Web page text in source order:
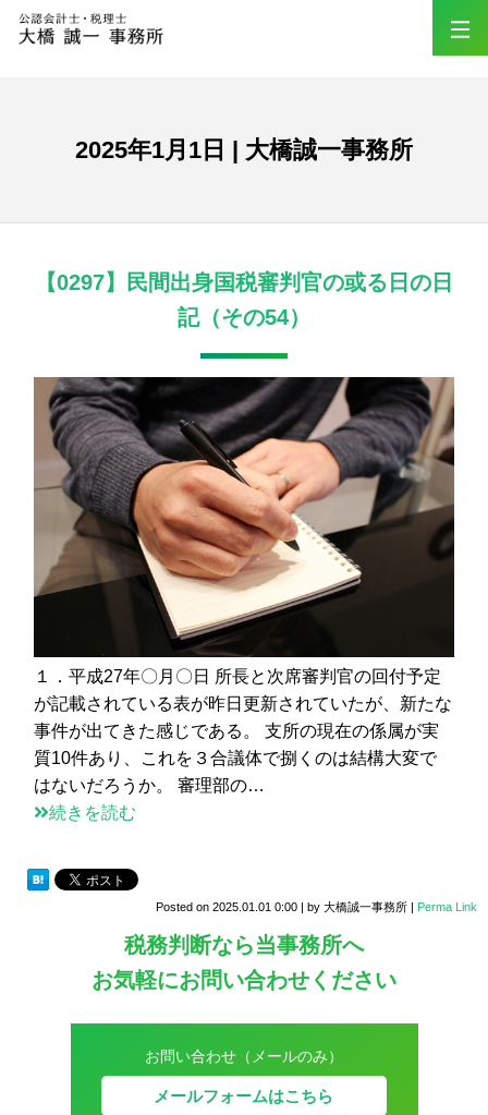
2025年1月1日 | 大橋誠一事務所
【0297】民間出身国税審判官の或る日の日
記（その54）
１．平成27年〇月〇日 所長と次席審判官の回付予定
が記載されている表が昨日更新されていたが、新たな
事件が出てきた感じである。 支所の現在の係属が実
質10件あり、これを３合議体で捌くのは結構大変で
はないだろうか。 審理部の…
続きを読む
Posted on 2025.01.01 0:00 | by 大橋誠一事務所 | Perma Link
税務判断なら当事務所へ
お気軽にお問い合わせください
お問い合わせ（メールのみ）
メールフォームはこちら